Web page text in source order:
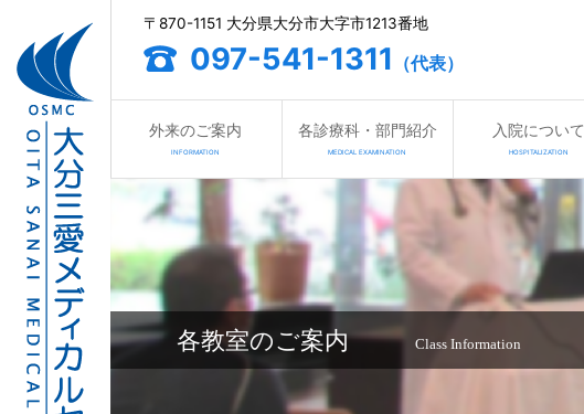
〒870-1151 大分県大分市大字市1213番地
097-541-1311 （代表）
外来のご案内
INFORMATION
各診療科・部門紹介
MEDICAL EXAMINATION
入院について
HOSPITALIZATION
各教室のご案内 Class Information